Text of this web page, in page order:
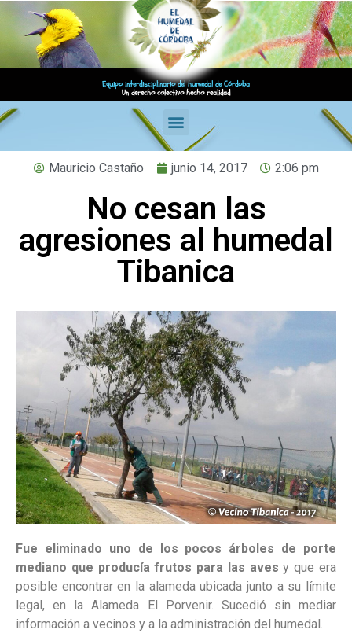
Equipo interdisciplinario del humedal de Córdoba
Un derecho colectivo hecho realidad
Mauricio Castaño junio 14, 2017 2:06 pm
No cesan las
agresiones al humedal
Tibanica
Fue eliminado uno de los pocos árboles de porte
mediano que producía frutos para las aves y que era
posible encontrar en la alameda ubicada junto a su límite
legal, en la Alameda El Porvenir. Sucedió sin mediar
información a vecinos y a la administración del humedal.